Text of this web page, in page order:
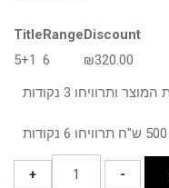
TitleRangeDiscount
5+1 6 ₪320.00
+
פיקאסו
-